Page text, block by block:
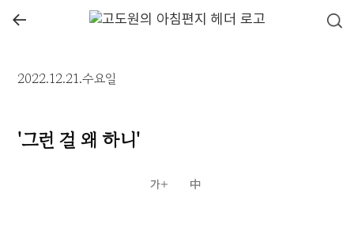
←
2022.12.21.수요일
'그런 걸 왜 하니'